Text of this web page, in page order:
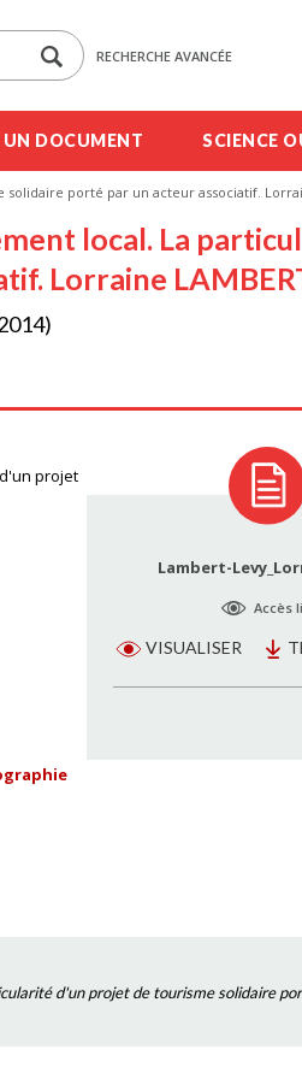
RECHERCHE AVANCÉE
UN DOCUMENT SCIENCE
porté par un acteur associatif.
local. La
Lorraine
projet
Lambert-
Accès
VISUALISER
d'un projet de tourisme solidaire